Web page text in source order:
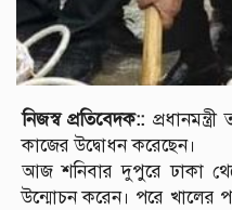
নিজস্ব প্রতিবেদক::
কাজের উদ্বোধন করেছেন।
আজ শনিবার দুপুরে ঢাকা
উন্মোচন করেন। পরে খালের